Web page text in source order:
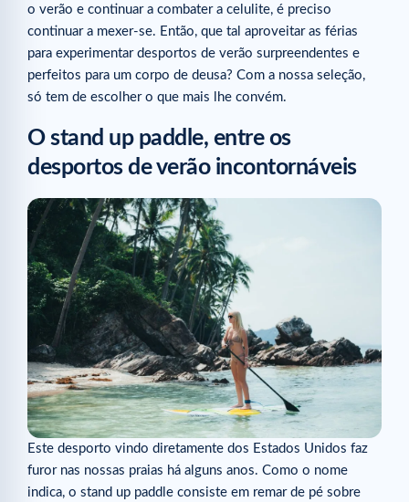
o verão e continuar a combater a celulite, é preciso
continuar a mexer-se. Então, que tal aproveitar as férias
para experimentar desportos de verão surpreendentes e
perfeitos para um corpo de deusa? Com a nossa seleção,
só tem de escolher o que mais lhe convém.
O stand up paddle, entre os
desportos de verão incontornáveis
Este desporto vindo diretamente dos Estados Unidos faz
furor nas nossas praias há alguns anos. Como o nome
indica, o stand up paddle consiste em remar de pé sobre